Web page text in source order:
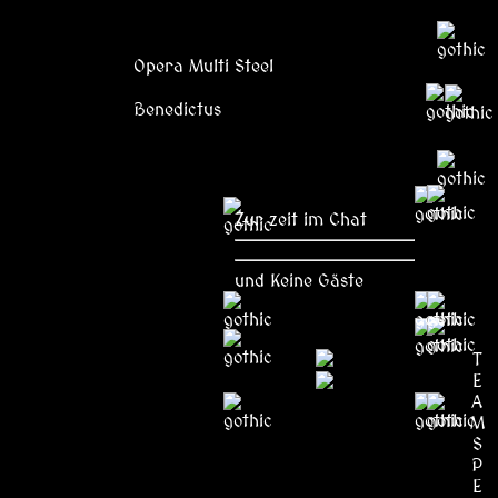
T
E
A
M
S
P
E
Opera Multi Steel
Benedictus
Zur zeit im Chat
und Keine Gäste